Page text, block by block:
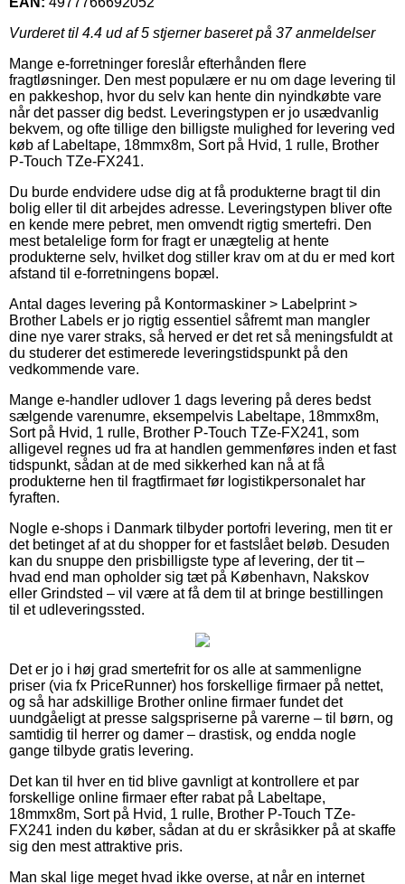
Vurderet til 4.4 ud af 5 stjerner baseret på 37anmeldelser
Mange e-forretninger foreslår efterhånden flere
fragtløsninger. Den mest populære er nu om dage levering til
en pakkeshop, hvor du selv kan hente din nyindkøbte vare
når det passer dig bedst. Leveringstypen er jo usædvanlig
bekvem, og ofte tillige den billigste mulighed for levering ved
køb af Labeltape, 18mmx8m, Sort på Hvid, 1 rulle, Brother
P-Touch TZe-FX241.
Du burde endvidere udse dig at få produkterne bragt til din
bolig eller til dit arbejdes adresse. Leveringstypen bliver ofte
en kende mere pebret, men omvendt rigtig smertefri. Den
mest betalelige form for fragt er unægtelig at hente
produkterne selv, hvilket dog stiller krav om at du er med kort
afstand til e-forretningens bopæl.
Antal dages levering på Kontormaskiner > Labelprint >
Brother Labels er jo rigtig essentiel såfremt man mangler
dine nye varer straks, så herved er det ret så meningsfuldt at
du studerer det estimerede leveringstidspunkt på den
vedkommende vare.
Mange e-handler udlover 1 dags levering på deres bedst
sælgende varenumre, eksempelvis Labeltape, 18mmx8m,
Sort på Hvid, 1 rulle, Brother P-Touch TZe-FX241, som
alligevel regnes ud fra at handlen gemmenføres inden et fast
tidspunkt, sådan at de med sikkerhed kan nå at få
produkterne hen til fragtfirmaet før logistikpersonalet har
fyraften.
Nogle e-shops i Danmark tilbyder portofri levering, men tit er
det betinget af at du shopper for et fastslået beløb. Desuden
kan du snuppe den prisbilligste type af levering, der tit –
hvad end man opholder sig tæt på København, Nakskov
eller Grindsted – vil være at få dem til at bringe bestillingen
til et udleveringssted.
Det er jo i høj grad smertefrit for os alle at sammenligne
priser (via fx PriceRunner) hos forskellige firmaer på nettet,
og så har adskillige Brother online firmaer fundet det
uundgåeligt at presse salgspriserne på varerne – til børn, og
samtidig til herrer og damer – drastisk, og endda nogle
gange tilbyde gratis levering.
Det kan til hver en tid blive gavnligt at kontrollere et par
forskellige online firmaer efter rabat på Labeltape,
18mmx8m, Sort på Hvid, 1 rulle, Brother P-Touch TZe-
FX241 inden du køber, sådan at du er skråsikker på at skaffe
sig den mest attraktive pris.
Man skal lige meget hvad ikke overse, at når en internet